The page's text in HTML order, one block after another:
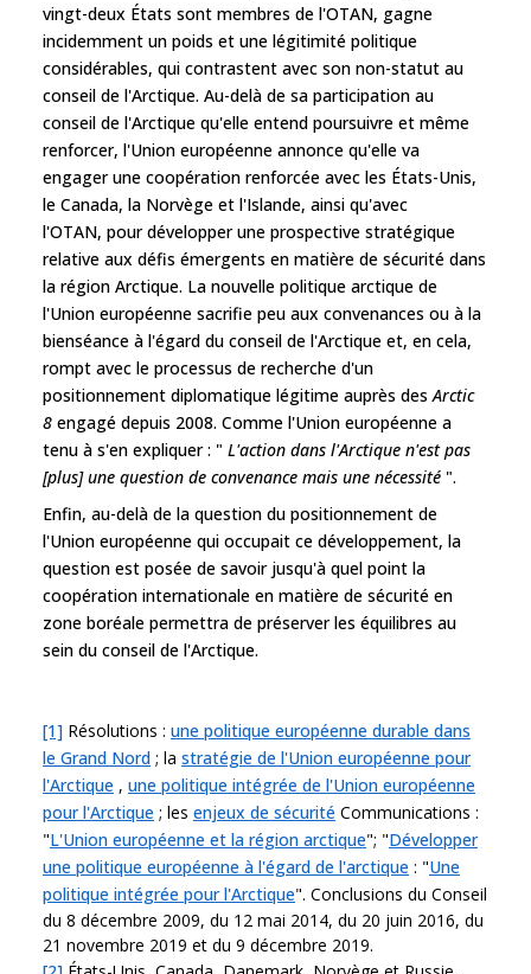
vingt-deux États sont membres de l'OTAN, gagne
incidemment un poids et une légitimité politique
considérables, qui contrastent avec son non-statut au
conseil de l'Arctique. Au-delà de sa participation au
conseil de l'Arctique qu'elle entend poursuivre et même
renforcer, l'Union européenne annonce qu'elle va
engager une coopération renforcée avec les États-Unis,
le Canada, la Norvège et l'Islande, ainsi qu'avec
l'OTAN, pour développer une prospective stratégique
relative aux défis émergents en matière de sécurité dans
la région Arctique. La nouvelle politique arctique de
l'Union européenne sacrifie peu aux convenances ou à la
bienséance à l'égard du conseil de l'Arctique et, en cela,
rompt avec le processus de recherche d'un
positionnement diplomatique légitime auprès des Arctic
8 engagé depuis 2008. Comme l'Union européenne a
tenu à s'en expliquer : " L'action dans l'Arctique n'est pas
[plus] une question de convenance mais une nécessité ".
Enfin, au-delà de la question du positionnement de
l'Union européenne qui occupait ce développement, la
question est posée de savoir jusqu'à quel point la
coopération internationale en matière de sécurité en
zone boréale permettra de préserver les équilibres au
sein du conseil de l'Arctique.
[1] Résolutions : une politique européenne durable dans
le Grand Nord ; la stratégie de l'Union européenne pour
l'Arctique , une politique intégrée de l'Union européenne
pour l'Arctique ; les enjeux de sécurité Communications :
"L'Union européenne et la région arctique"; "Développer
une politique européenne à l'égard de l'arctique : "Une
politique intégrée pour l'Arctique". Conclusions du Conseil
du 8 décembre 2009, du 12 mai 2014, du 20 juin 2016, du
21 novembre 2019 et du 9 décembre 2019.